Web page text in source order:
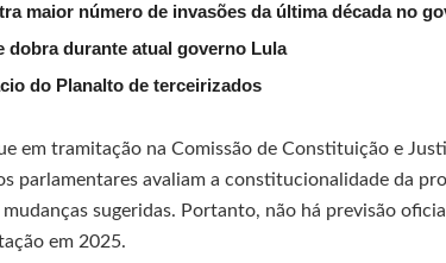
maior número de invasões da última década no
dobra durante atual governo Lula
do Planalto de terceirizados
em tramitação na Comissão de Constituição e
parlamentares avaliam a constitucionalidade da
sugeridas. Portanto, não há previsão
em 2025.